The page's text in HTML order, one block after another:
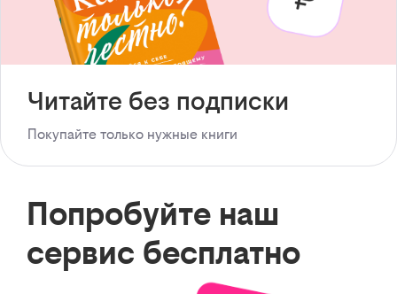
Читайте без подписки
Покупайте только нужные книги
Попробуйте наш
сервис бесплатно